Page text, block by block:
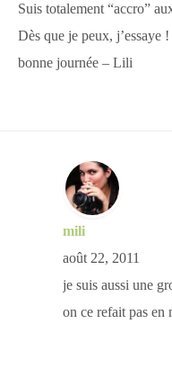
Suis totalement “accro”
Dès que je peux, j’essaye
bonne journée – Lili
mili
août 22, 2011
je suis aussi une
on ce refait pas en